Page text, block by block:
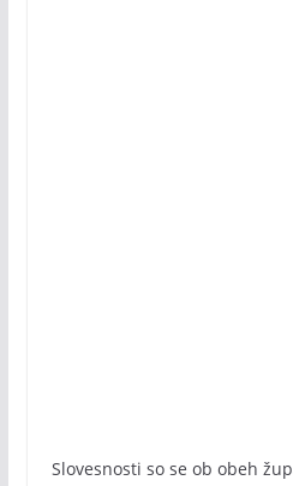
Slovesnosti so se ob obeh